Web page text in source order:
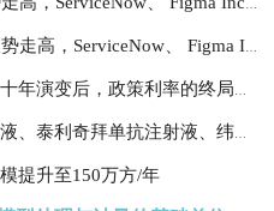
讯息：美股AI应用软件股逆势走高，ServiceNow、 Figma Inc涨超5%
热资讯！美股AI应用软件股逆势走高，ServiceNow、 Figma Inc涨超5%
深度｜隔夜逆回购开启在即，十年演变后，政策利率的终局将至？-最新
智翔金泰：唯康度塔单抗注射液、泰利奇拜单抗注射液、纬利妥米单抗注射液的上市申请均处于正常审评阶段 速看料
提升至150万方/年